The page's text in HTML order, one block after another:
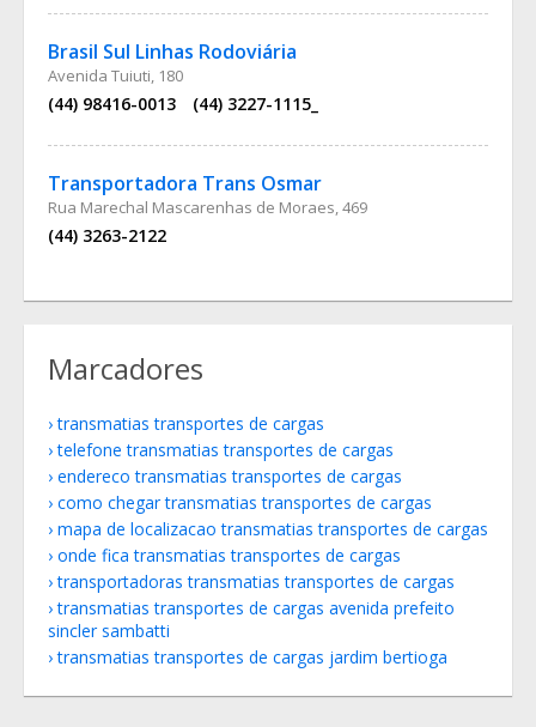
Brasil Sul Linhas Rodoviária
Avenida Tuiuti, 180
(44) 98416-0013 (44) 3227-1115_
Transportadora Trans Osmar
Rua Marechal Mascarenhas de Moraes, 469
(44) 3263-2122
Marcadores
transmatias transportes de cargas
telefone transmatias transportes de cargas
endereco transmatias transportes de cargas
como chegar transmatias transportes de cargas
mapa de localizacao transmatias transportes de cargas
onde fica transmatias transportes de cargas
transportadoras transmatias transportes de cargas
transmatias transportes de cargas avenida prefeito
sincler sambatti
transmatias transportes de cargas jardim bertioga